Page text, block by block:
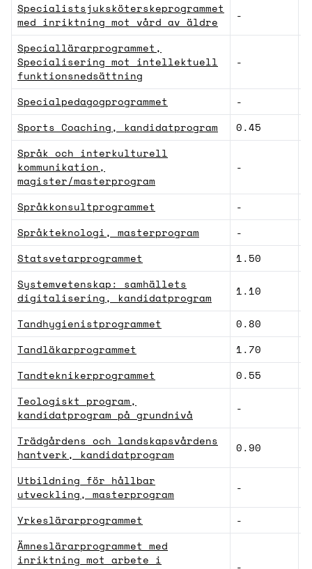
Specialistsjuksköterskeprogrammet
med inriktning mot vård av äldre
-
Speciallärarprogrammet,
Specialisering mot intellektuell
funktionsnedsättning
-
Specialpedagogprogrammet -
Sports Coaching, kandidatprogram
0.45
Språk och interkulturell
kommunikation,
magister/masterprogram
-
Språkkonsultprogrammet -
Språkteknologi, masterprogram
-
Statsvetarprogrammet
1.50
Systemvetenskap: samhällets
digitalisering, kandidatprogram
1.10
Tandhygienistprogrammet 0.80
Tandläkarprogrammet
1.70
Tandteknikerprogrammet
0.55
Teologiskt program,
kandidatprogram på grundnivå
-
Trädgårdens och landskapsvårdens
hantverk, kandidatprogram
0.90
Utbildning för hållbar
utveckling, masterprogram
-
Yrkeslärarprogrammet -
Ämneslärarprogrammet med
inriktning mot arbete i